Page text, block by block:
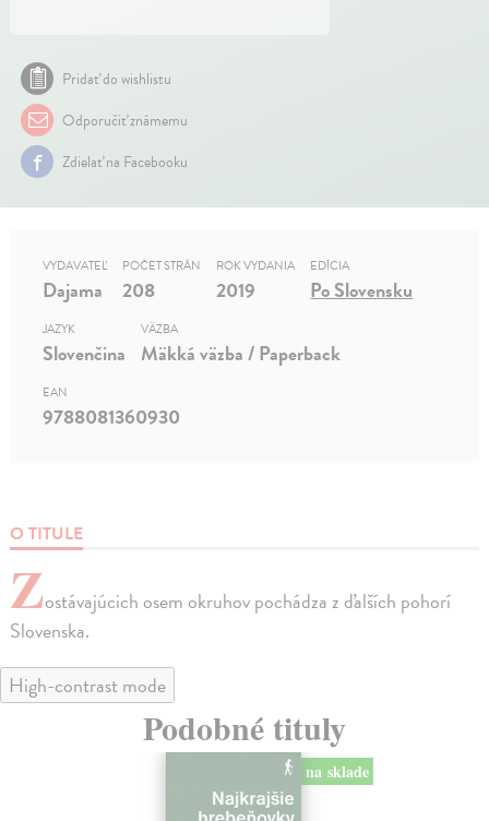
Pridať do wishlistu
Odporučiť známemu
Zdielať na Facebooku
O TITULE
Zostávajúcich osem okruhov pochádza z ďalších pohorí
Slovenska.
VYDAVATEĽ
Dajama
POČET STRÁN
208
ROK VYDANIA
2019
EDÍCIA
Po Slovensku
JAZYK
Slovenčina
VÄZBA
Mäkká väzba / Paperback
EAN
9788081360930
High-contrast mode
Podobné tituly
na sklade